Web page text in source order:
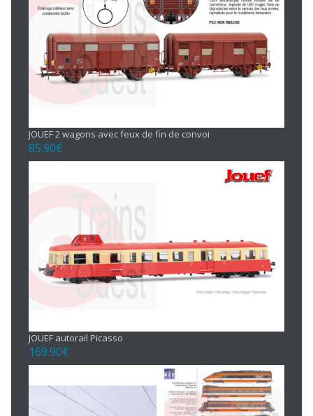
JOUEF 2 wagons avec feux de fin de convoi
85.90€
JOUEF autorail Picasso
169.90€